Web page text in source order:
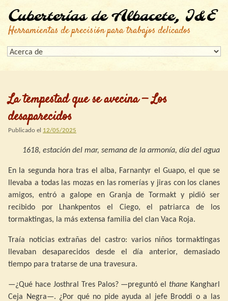
Cuberterías de Albacete, I&E
Herramientas de precisión para trabajos delicados
La tempestad que se avecina — Los
desaparecidos
Publicado el 12/05/2025
1618, estación del mar, semana de la armonía, día del agua
En la segunda hora tras el alba, Farnantyr el Guapo, el que se
llevaba a todas las mozas en las romerías y jiras con los clanes
amigos, entró a galope en Granja de Tormakt y pidió ser
recibido por Lhankpentos el Ciego, el patriarca de los
tormaktingas, la más extensa familia del clan Vaca Roja.
Traía noticias extrañas del castro: varios niños tormaktingas
llevaban desaparecidos desde el día anterior, demasiado
tiempo para tratarse de una travesura.
—¿Qué hace Josthral Tres Palos? —preguntó elthane Kangharl
Ceja Negra—. ¿Por qué no pide ayuda al jefe Broddi o a las